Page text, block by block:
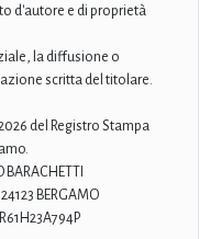
d'autore e di proprietà
la diffusione o
scritta del titolare.
del Registro Stampa
24123 BERGAMO